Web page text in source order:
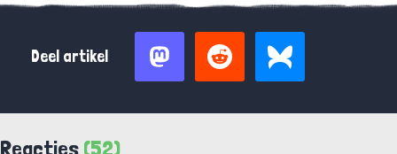
Deel artikel
Reacties (52)